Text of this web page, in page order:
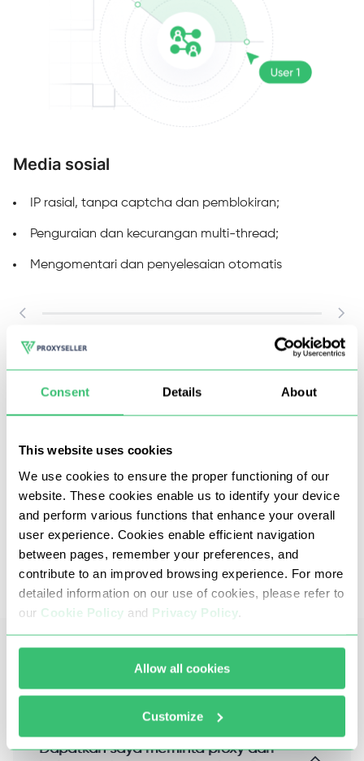
Consent Details About
This website uses cookies
We use cookies to ensure the proper functioning of our
website. These cookies enable us to identify your device
and perform various functions that enhance your overall
user experience. Cookies enable efficient navigation
between pages, remember your preferences, and
contribute to an improved browsing experience. For more
detailed information on our use of cookies, please refer to
our Cookie Policy and Privacy Policy
Allow all cookies
Customize
Media sosial
IP rasial, tanpa captcha dan pemblokiran;
Penguraian dan kecurangan multi-thread;
Mengomentari dan penyelesaian otomatis
Proxy Inggris kami mengecualikan kemungkinan
menggunakan DDoS, brute force, carding, atau
aktivitas penipuan atau ilegal lainnya.
Ini menjamin kemurnian, stabilitas tinggi,
kejelasan dan kecepatan data yang
diproses
Pertanyaan Umum
Dapatkah saya meminta proxy dari